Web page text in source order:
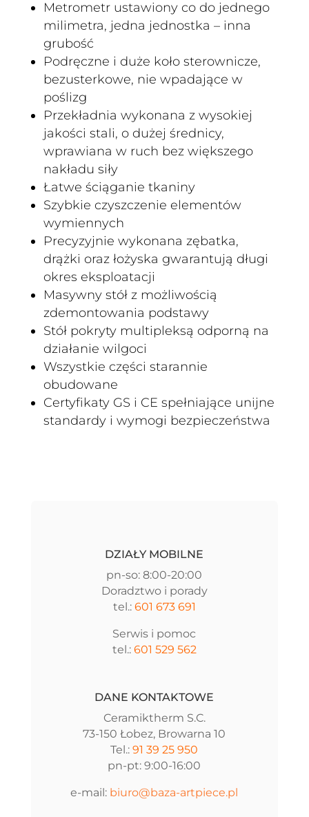
Metrometr ustawiony co do jednego
milimetra, jedna jednostka – inna
grubość
Podręczne i duże koło sterownicze,
bezusterkowe, nie wpadające w
poślizg
Przekładnia wykonana z wysokiej
jakości stali, o dużej średnicy,
wprawiana w ruch bez większego
nakładu siły
Łatwe ściąganie tkaniny
Szybkie czyszczenie elementów
wymiennych
Precyzyjnie wykonana zębatka,
drążki oraz łożyska gwarantują długi
okres eksploatacji
Masywny stół z możliwością
zdemontowania podstawy
Stół pokryty multipleksą odporną na
działanie wilgoci
Wszystkie części starannie
obudowane
Certyfikaty GS i CE spełniające unijne
standardy i wymogi bezpieczeństwa
DZIAŁY MOBILNE
pn-so: 8:00-20:00
Doradztwo i porady
tel.: 601 673 691
Serwis i pomoc
tel.: 601 529 562
DANE KONTAKTOWE
Ceramiktherm S.C.
73-150 Łobez, Browarna 10
Tel.:91 39 25 950
pn-pt: 9:00-16:00
e-mail: biuro@baza-artpiece.pl